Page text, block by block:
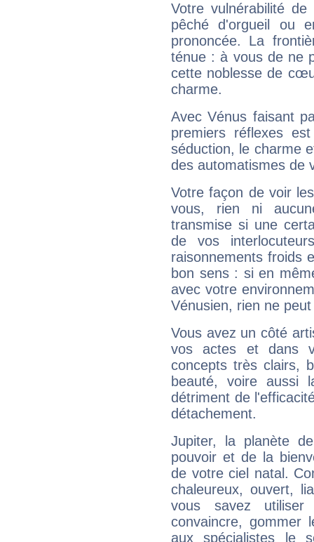
Votre vulnérabilité
pêché d'orgueil ou
prononcée. La
ténue : à vous de ne
cette noblesse de
charme.
Avec Vénus faisant
premiers réflexes
séduction, le charme
des automatismes de
Votre façon de voir
vous, rien ni
transmise si une
de vos
raisonnements froids
bon sens : si en
avec votre
Vénusien, rien ne
Vous avez un côté
vos actes et dans
concepts très clairs,
beauté, voire aussi
détriment de
détachement.
Jupiter, la planète
pouvoir et de la
de votre ciel natal.
chaleureux, ouvert,
vous savez
convaincre, gommer
aux spécialistes le